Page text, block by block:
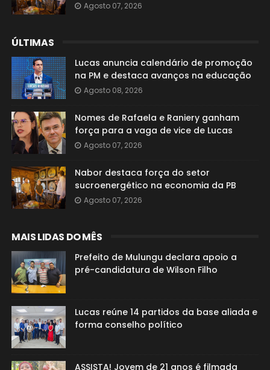
Agosto 07, 2026
ÚLTIMAS
Lucas anuncia calendário de promoção
na PM e destaca avanços na educação
Agosto 08, 2026
Nomes de Rafaela e Raniery ganham
força para a vaga de vice de Lucas
Agosto 07, 2026
Nabor destaca força do setor
sucroenergético na economia da PB
Agosto 07, 2026
MAIS LIDAS DO MÊS
Prefeito de Mulungu declara apoio a
pré-candidatura de Wilson Filho
Lucas reúne 14 partidos da base aliada e
forma conselho político
ASSISTA! Jovem de 21 anos é filmada